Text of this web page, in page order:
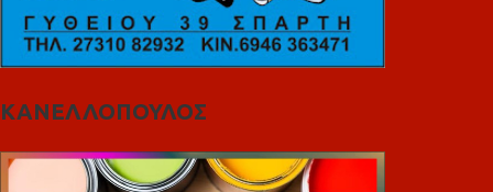
ΚΑΝΕΛΛΟΠΟΥΛΟΣ